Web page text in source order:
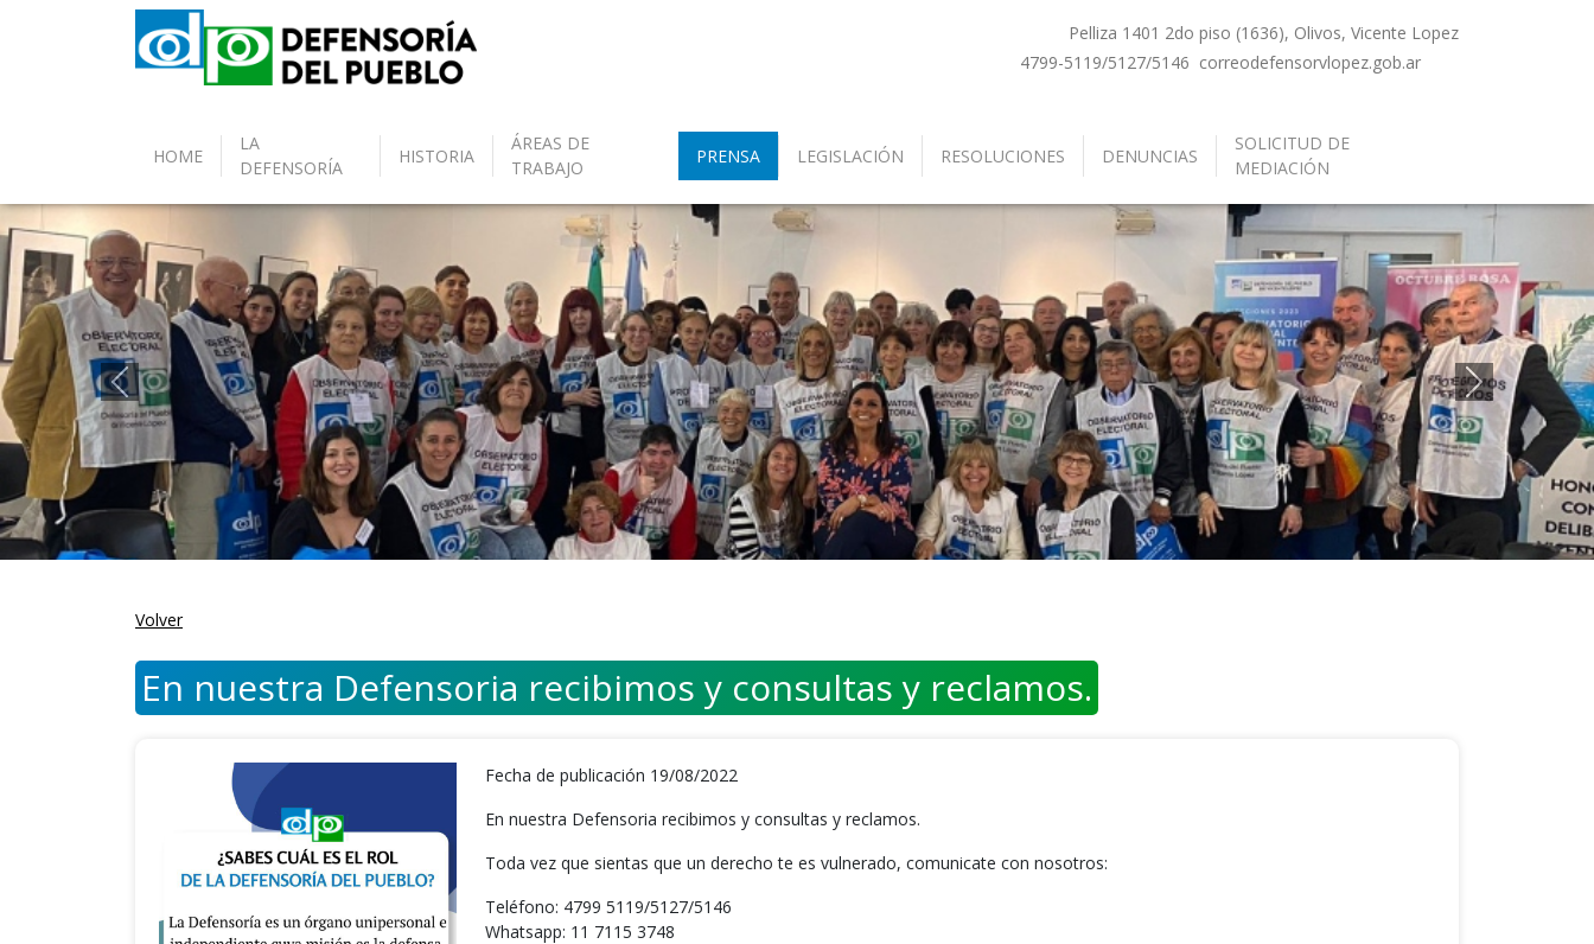
Pelliza 1401 2do piso (1636), Olivos, Vicente Lopez
4799-5119/5127/5146 correodefensorvlopez.gob.ar
HOME
LA
DEFENSORÍA
HISTORIA
ÁREAS DE
TRABAJO
PRENSA LEGISLACIÓN RESOLUCIONES DENUNCIAS
SOLICITUD DE
MEDIACIÓN
Anterior Siguiente
Volver
En nuestra Defensoria recibimos y consultas y reclamos.
Fecha de publicación 19/08/2022
En nuestra Defensoria recibimos y consultas y reclamos.
Toda vez que sientas que un derecho te es vulnerado, comunicate con nosotros:
Teléfono: 4799 5119/5127/5146
Whatsapp: 11 7115 3748